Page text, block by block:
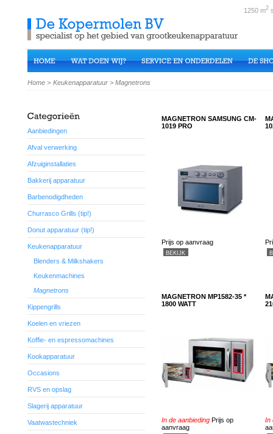
1250 m2
Home > Keukenapparatuur > Magnetrons
MAGNETRON SAMSUNG CM-
1019 PRO
Prijs op aanvraag
BEKIJK
MAGNETRON MP1582-35 *
1800 WATT
In de aanbieding Prijs op
aanvraag
In
Aanbiedingen
Afval verwerking
Afzuiginstallaties
Bakkerij apparatuur
Barbenodigdheden
Churrasco Grills (tip!)
Donut apparatuur (tip!)
Keukenapparatuur
Blenders & Milkshakers
Keukenmachines
Magnetrons
Kippengrills
Koelen en vriezen
Koffie- en espressomachines
Kookapparatuur
Occasions
RVS en opslag
Slagerij apparatuur
Vaatwastechniek